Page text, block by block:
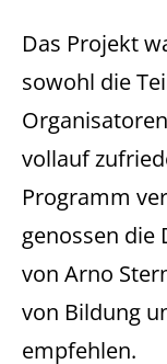
Das Projekt
sowohl die
vollauf
Programm
genossen die
von Arno
von Bildung
empfehlen.